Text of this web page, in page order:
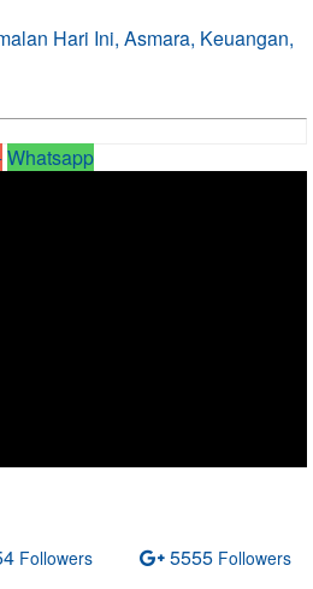
Hari Ini, Asmara, Keuangan,
Whatsapp
Followers 5555 Followers